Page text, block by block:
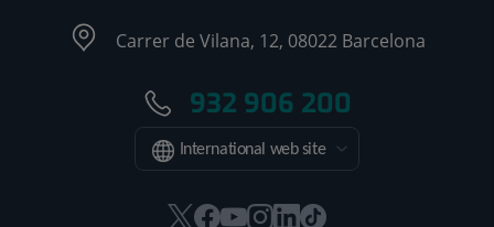
Carrer de Vilana, 12, 08022 Barcelona
932 906 200
International web site
EsteEsteEsteEsteEsteEnlace